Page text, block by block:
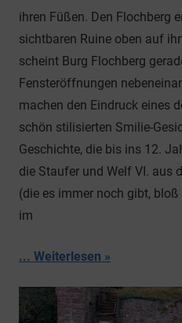
ihren Füßen. Den Flochberg
sichtbaren Ruine oben auf
scheint Burg Flochberg
Fensteröffnungen
machen den Eindruck eines
schön stilisierten Smilie-
Geschichte, die bis ins 12.
die Staufer und Welf VI. aus
(die es immer noch gibt,
im
... Weiterlesen